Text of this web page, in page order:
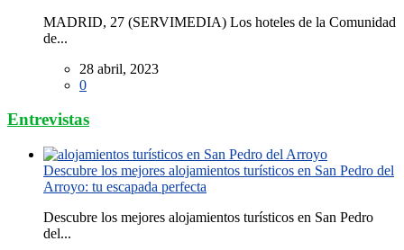
MADRID, 27 (SERVIMEDIA) Los hoteles de la Comunidad
de...
28 abril, 2023
0
Entrevistas
Descubre los mejores alojamientos turísticos en San Pedro del
Arroyo: tu escapada perfecta
Descubre los mejores alojamientos turísticos en San Pedro
del...